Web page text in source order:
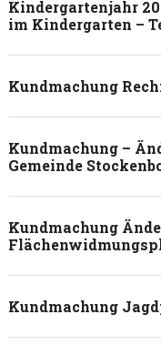
Kindergartenjahr
im Kindergarten –
Kundmachung
Kundmachung –
Gemeinde
Kundmachung
Kundmachung